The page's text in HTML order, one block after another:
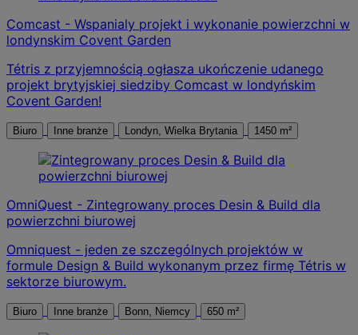
Comcast - Wspanialy projekt i wykonanie powierzchni w
londynskim Covent Garden
Tétris z przyjemnością ogłasza ukończenie udanego
projekt brytyjskiej siedziby Comcast w londyńskim
Covent Garden!
Biuro Inne branże Londyn, Wielka Brytania 1450 m²
OmniQuest - Zintegrowany proces Desin & Build dla
powierzchni biurowej
Omniquest - jeden ze szczególnych projektów w
formule Design & Build wykonanym przez firmę Tétris w
sektorze biurowym.
Biuro Inne branże Bonn, Niemcy 650 m²